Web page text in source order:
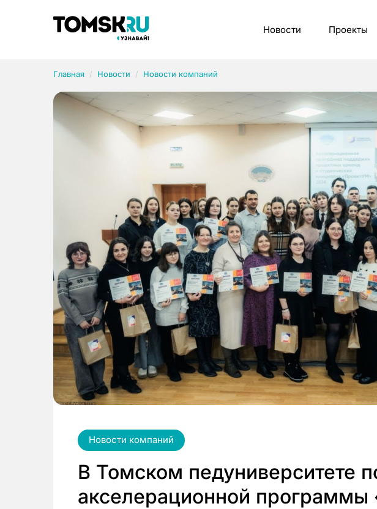
Новости Проекты
Главная Новости Новости компаний
Новости компаний
В Томском педуниверситете
акселерационной
Рубрики